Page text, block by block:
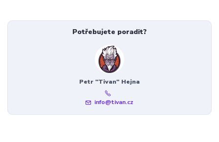
Potřebujete poradit?
Petr "Tivan" Hejna
info@tivan.cz